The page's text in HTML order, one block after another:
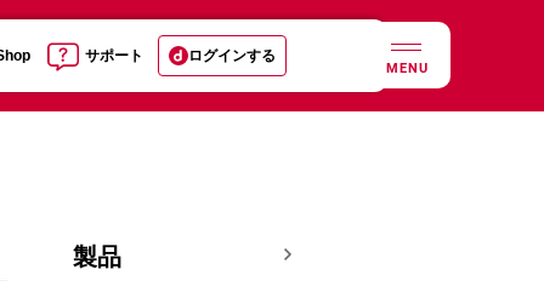
サポート ログインする
MENU
製品